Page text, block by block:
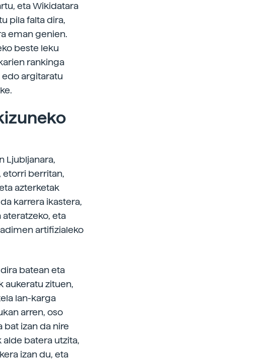
eta Wikidatara
pila falta dira,
eman genien.
beste leku
rankinga
argitaratu
Ljubljanara,
etorri berritan,
azterketak
karrera ikastera,
eta
artifizialeko
batean eta
aukeratu zituen,
lan-karga
arren, oso
bat izan da nire
alde batera utzita,
izan du, eta